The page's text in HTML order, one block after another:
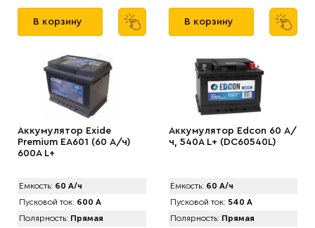
В корзину В корзину
Аккумулятор Exide
Premium EA601 (60 А/ч)
600A L+
Емкость: 60 А/ч
Пусковой ток: 600 А
Полярность: Прямая
Аккумулятор Edcon 60 А/
ч, 540A L+ (DC60540L)
Емкость: 60 А/ч
Пусковой ток: 540 А
Полярность: Прямая